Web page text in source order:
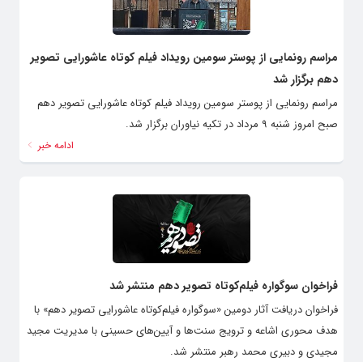
مراسم رونمایی از پوستر سومین رویداد فیلم کوتاه عاشورایی تصویر
دهم برگزار شد
مراسم رونمایی از پوستر سومین رویداد فیلم کوتاه عاشورایی تصویر دهم
صبح امروز شنبه ۹ مرداد در تکیه نیاوران برگزار شد.
ادامه خبر
فراخوان سوگواره فیلم‌کوتاه تصویر دهم منتشر شد
فراخوان دریافت آثار دومین «سوگواره فیلم‌کوتاه عاشورایی تصویر دهم» با
هدف محوری اشاعه و ترویج سنت‌ها و آیین‌های حسینی با مدیریت مجید
مجیدی و دبیری محمد رهبر منتشر شد.